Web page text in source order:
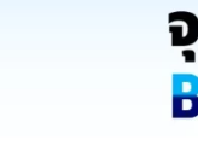
YORK SERIES EH